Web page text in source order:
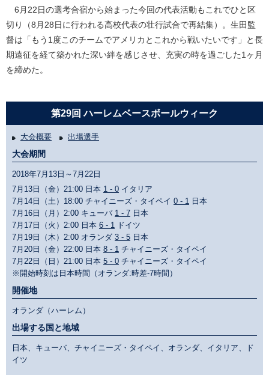
6月22日の選考合宿から始まった今回の代表活動もこれでひと区
切り（8月28日に行われる高校代表の壮行試合で再結集）。生田監
督は「もう1度このチームでアメリカとこれから戦いたいです」と長
期遠征を経て築かれた深い絆を感じさせ、充実の時を過ごした1ヶ月
を締めた。
第29回 ハーレムベースボールウィーク
大会概要 出場選手
大会期間
2018年7月13日～7月22日
7月13日（金）21:00 日本 1 - 0 イタリア
7月14日（土）18:00 チャイニーズ・タイペイ 0 - 1 日本
7月16日（月）2:00 キューバ 1 - 7 日本
7月17日（火）2:00 日本 6 - 1
ドイツ
7月19日（木）2:00 オランダ 3 - 5 日本
7月20日（金）22:00 日本 8 - 1 チャイニーズ・タイペイ
7月22日（日）21:00 日本 5 - 0 チャイニーズ・タイペイ
※開始時刻は日本時間（オランダ:時差-7時間）
開催地
オランダ（ハーレム）
出場する国と地域
日本、キューバ、チャイニーズ・タイペイ、オランダ、イタリア、ド
イツ